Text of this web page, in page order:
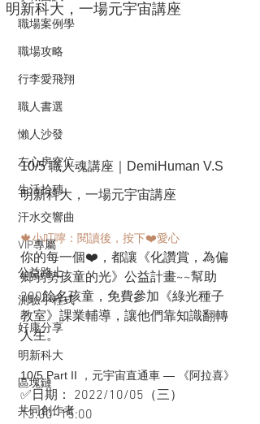
職場案例學
職場攻略
行李愛飛翔
職人書選
懶人沙發
左心房空位
生活拾穗
汗水交響曲
VIP專屬
公益路上
測驗小程式
好康分享
明新科大
區塊鏈
共同創作者
明新科大，一場元宇宙講座
10/5 職人魂講座｜DemiHuman V.S
明新科大，一場元宇宙講座
🍁小叮嚀：閱讀後，按下❤️愛心
你的每一個❤️，都讓《化讚賞，為偏
鄉弱勢孩童的光》公益計畫~~幫助
200餘名孩童，免費參加《綠光種子
教室》課業輔導，讓他們靠知識翻轉
人生。
10/5 Part II ，元宇宙直通車 — 《阿拉喜》
✅日期： 2022/10/05（三）
13:00~15:00